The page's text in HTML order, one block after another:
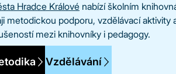
Hradce Králové nabízí školním
metodickou podporu, vzdělávací aktivity
mezi knihovníky i pedagogy.
Vzdělávání